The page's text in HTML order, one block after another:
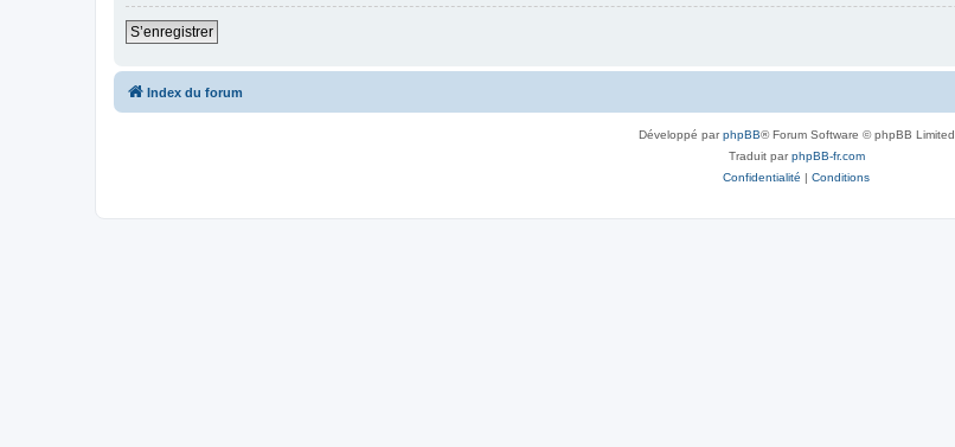
S’enregistrer
Index du forum
Développé parphpBB® Forum Software © phpBB Limited
Traduit parphpBB-fr.com
Confidentialité | Conditions